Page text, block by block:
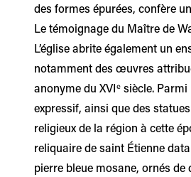
des formes épurées, confère
Le témoignage du Maître de
L’église abrite également un
notamment des œuvres
anonyme du XVIᵉ siècle.
expressif, ainsi que des
religieux de la région à cette
reliquaire de saint Étienne
pierre bleue mosane, ornés